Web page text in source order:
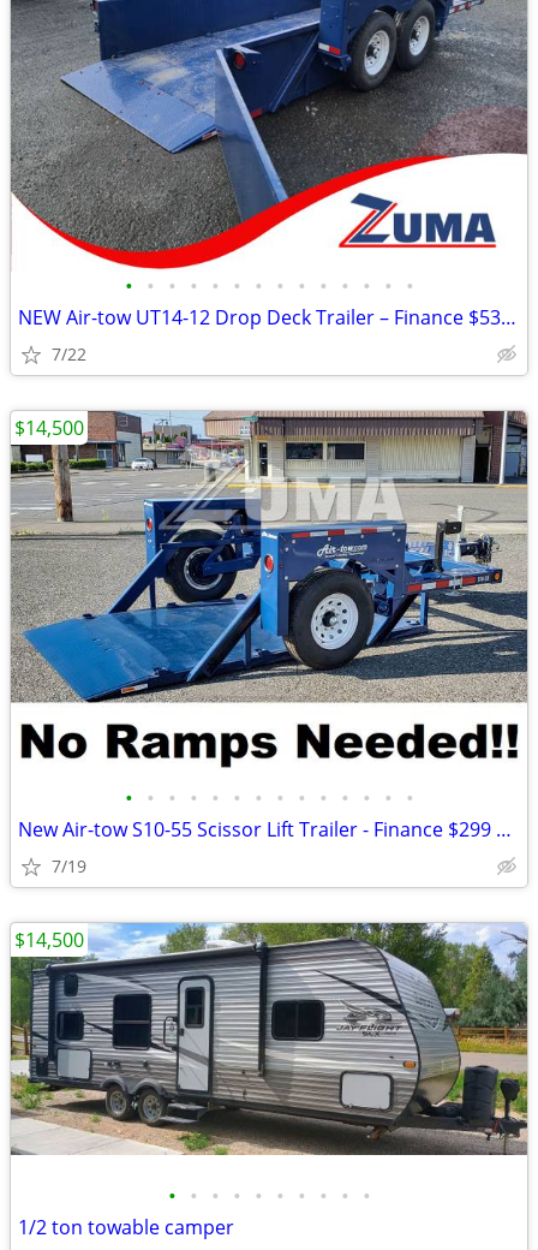
• • • • • • • • • • • • • •
NEW Air-tow UT14-12 Drop Deck Trailer – Finance $535 per Month*
7/22
• • • • • • • • • • • • • •
New Air-tow S10-55 Scissor Lift Trailer - Finance $299 Per Month*
7/19
$14,500
• • • • • • • • • •
1/2 ton towable camper
$14,500